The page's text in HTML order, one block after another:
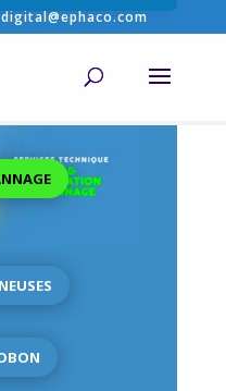
digital@ephaco.com